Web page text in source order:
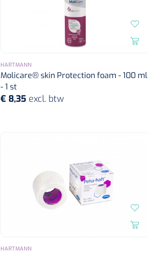
HARTMANN
Molicare® skin Protection foam - 100 ml
- 1 st
€ 8,35 excl. btw
HARTMANN